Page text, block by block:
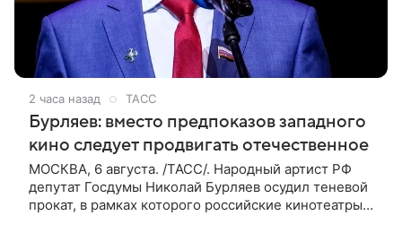
2 часа назад ТАСС
Бурляев: вместо предпоказов западного
кино следует продвигать отечественное
МОСКВА, 6 августа. /ТАСС/. Народный артист РФ
депутат Госдумы Николай Бурляев осудил теневой
прокат, в рамках которого российские кинотеатры